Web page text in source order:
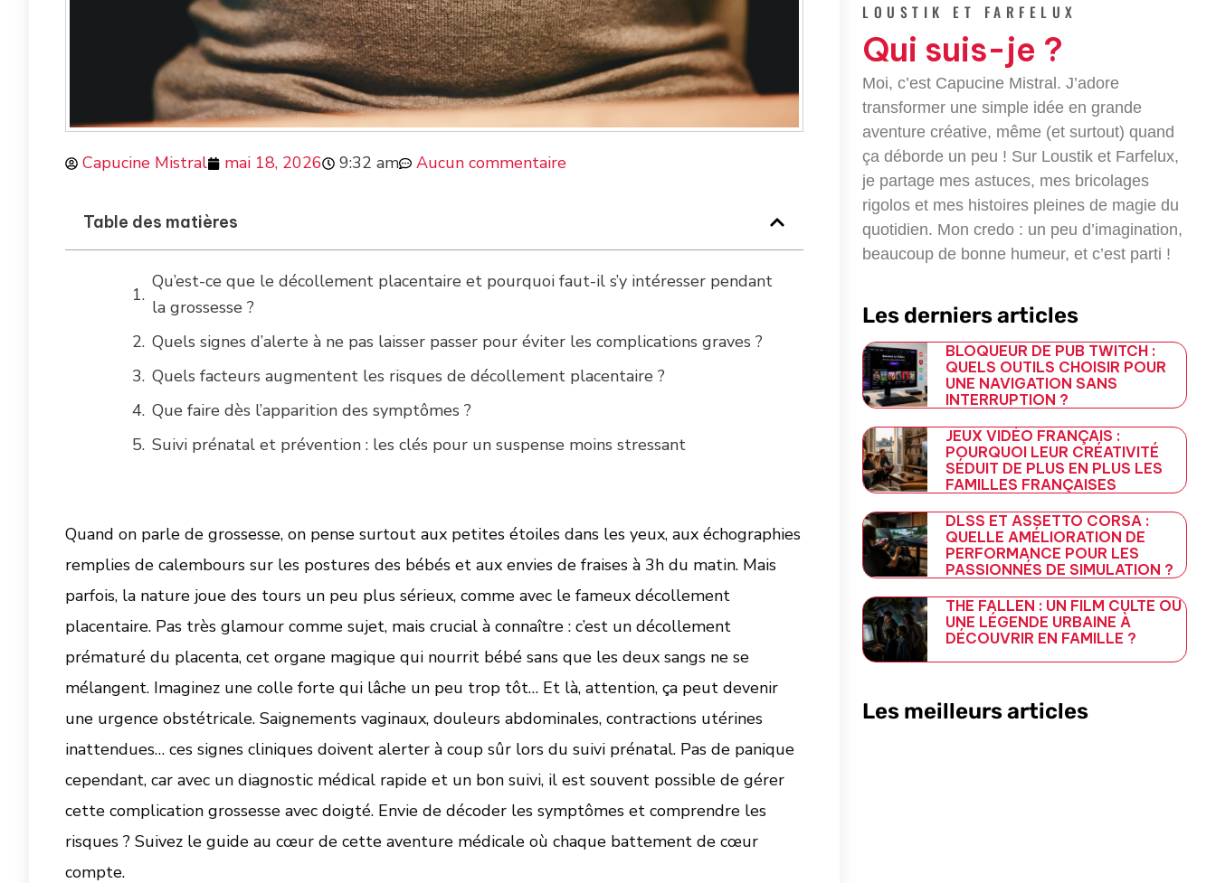
Capucine Mistral mai 18, 2026 9:32 am Aucun commentaire
Table des matières
Qu’est-ce que le décollement placentaire et pourquoi faut-il s’y intéresser pendant
la grossesse ?
Quels signes d’alerte à ne pas laisser passer pour éviter les complications graves ?
Quels facteurs augmentent les risques de décollement placentaire ?
Que faire dès l’apparition des symptômes ?
Suivi prénatal et prévention : les clés pour un suspense moins stressant
Quand on parle de grossesse, on pense surtout aux petites étoiles dans les yeux, aux échographies
remplies de calembours sur les postures des bébés et aux envies de fraises à 3h du matin. Mais
parfois, la nature joue des tours un peu plus sérieux, comme avec le fameux décollement
placentaire. Pas très glamour comme sujet, mais crucial à connaître : c’est un décollement
prématuré du placenta, cet organe magique qui nourrit bébé sans que les deux sangs ne se
mélangent. Imaginez une colle forte qui lâche un peu trop tôt… Et là, attention, ça peut devenir
une urgence obstétricale. Saignements vaginaux, douleurs abdominales, contractions utérines
inattendues… ces signes cliniques doivent alerter à coup sûr lors du suivi prénatal. Pas de panique
cependant, car avec un diagnostic médical rapide et un bon suivi, il est souvent possible de gérer
cette complication grossesse avec doigté. Envie de décoder les symptômes et comprendre les
risques ? Suivez le guide au cœur de cette aventure médicale où chaque battement de cœur
compte.
b
o
o
k
-
f
t
e
r
p
l
u
s
-
g
LOUSTIK ET FARFELUX
Qui suis-je ?
Moi, c’est Capucine Mistral. J’adore
transformer une simple idée en grande
aventure créative, même (et surtout) quand
ça déborde un peu ! Sur Loustik et Farfelux,
je partage mes astuces, mes bricolages
rigolos et mes histoires pleines de magie du
quotidien. Mon credo : un peu d’imagination,
beaucoup de bonne humeur, et c’est parti !
Les derniers articles
BLOQUEUR DE PUB TWITCH :
QUELS OUTILS CHOISIR POUR
UNE NAVIGATION SANS
INTERRUPTION ?
JEUX VIDÉO FRANÇAIS :
POURQUOI LEUR CRÉATIVITÉ
SÉDUIT DE PLUS EN PLUS LES
FAMILLES FRANÇAISES
DLSS ET ASSETTO CORSA :
QUELLE AMÉLIORATION DE
PERFORMANCE POUR LES
PASSIONNÉS DE SIMULATION ?
THE FALLEN : UN FILM CULTE OU
UNE LÉGENDE URBAINE À
DÉCOUVRIR EN FAMILLE ?
Les meilleurs articles